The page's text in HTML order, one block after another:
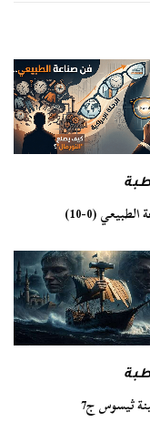
(0-10)
ثيسوس ج7